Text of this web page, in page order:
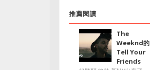
推薦閱讀
The
Weeknd的
Tell Your
Friends